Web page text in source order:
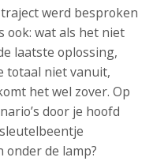
werd besproken
ook: wat als het niet
laatste oplossing,
totaal niet vanuit,
het wel zover. Op
door je hoofd
onder de lamp?